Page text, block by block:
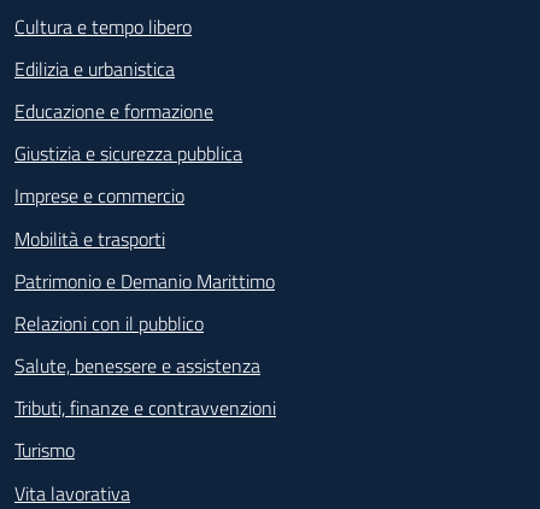
Cultura e tempo libero
Edilizia e urbanistica
Educazione e formazione
Giustizia e sicurezza pubblica
Imprese e commercio
Mobilità e trasporti
Patrimonio e Demanio Marittimo
Relazioni con il pubblico
Salute, benessere e assistenza
Tributi, finanze e contravvenzioni
Turismo
Vita lavorativa